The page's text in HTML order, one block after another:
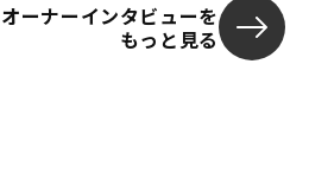
オーナーインタビューを
もっと見る